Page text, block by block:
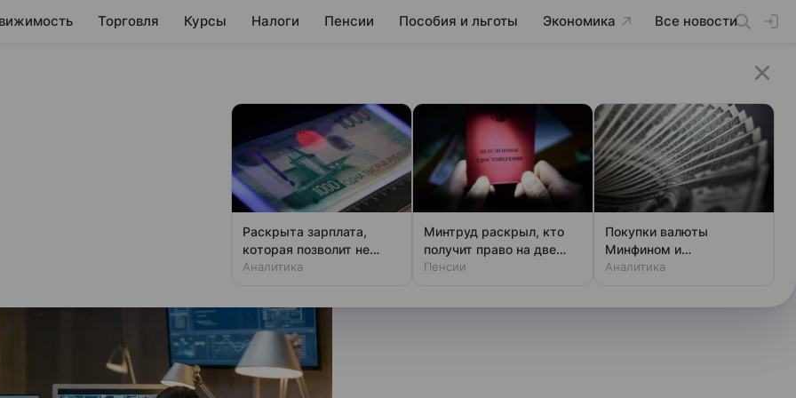
Торговля Курсы Налоги Пенсии Пособия и льготы Экономика Все новости
на 8% на фоне
штата и переходе к
Раскрыта зарплата,
которая позволит не
чувствовать зависти
Аналитика
Минтруд раскрыл, кто
получит право на две
пенсии
Пенсии
Покупки валюты
Минфином и
спекулянтами разогнали
Аналитика